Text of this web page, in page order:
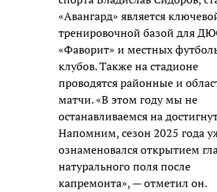
«Авангард» является
тренировочной базой для
«Фаворит» и местных
клубов. Также на стадионе
проводятся районные и
матчи. «В этом году мы не
останавливаемся на
Напомним, сезон 2025 года
ознаменовался открытием
натурального поля после
капремонта», — отметил он.